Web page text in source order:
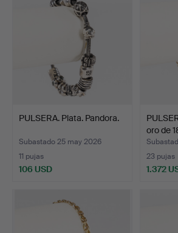
PULSERA. Plata. Pandora.
Subastado 25 may 2026
11 pujas
106 USD
oro de
23 pujas
1.372